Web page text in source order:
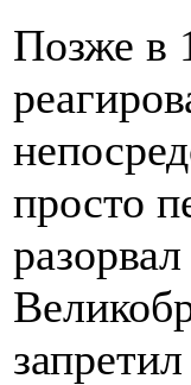
Позже в
просто